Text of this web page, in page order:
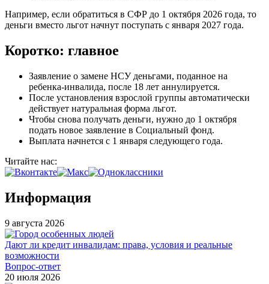
Например, если обратиться в СФР до 1 октября 2026 года, то
деньги вместо льгот начнут поступать с января 2027 года.
Коротко: главное
Заявление о замене НСУ деньгами, поданное на
ребенка-инвалида, после 18 лет аннулируется.
После установления взрослой группы автоматически
действует натуральная форма льгот.
Чтобы снова получать деньги, нужно до 1 октября
подать новое заявление в Социальный фонд.
Выплата начнется с 1 января следующего года.
Читайте нас:
Информация
9 августа 2026
Дают ли кредит инвалидам: права, условия и реальные
возможности
Вопрос-ответ
20 июля 2026